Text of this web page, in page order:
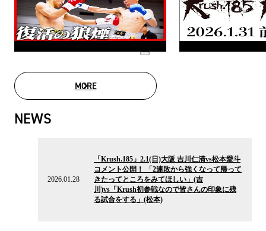
MOREMOVIE LIST
NEWS
2026.01.28
「Krush.185」2.1(日)大阪 吉川仁清vs松本愛斗
コメント公開！ 「2連敗から強くなって帰って
きたってところをみてほしい」(吉
川)vs「Krush初参戦なので皆さんの印象に残
る試合をする」(松本)